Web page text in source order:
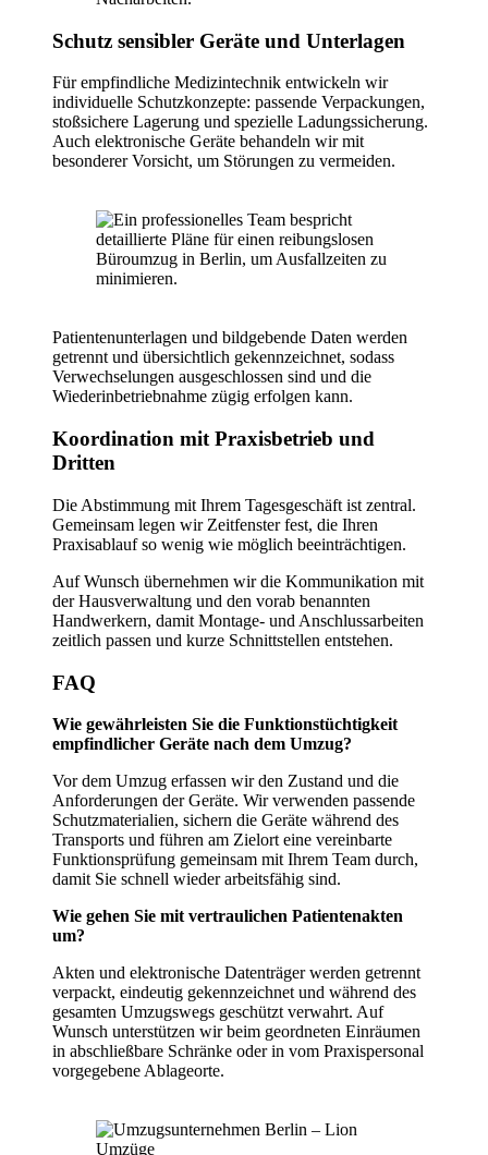
Schutz sensibler Geräte und Unterlagen
Für empfindliche Medizintechnik entwickeln wir
individuelle Schutzkonzepte: passende Verpackungen,
stoßsichere Lagerung und spezielle Ladungssicherung.
Auch elektronische Geräte behandeln wir mit
besonderer Vorsicht, um Störungen zu vermeiden.
Patientenunterlagen und bildgebende Daten werden
getrennt und übersichtlich gekennzeichnet, sodass
Verwechselungen ausgeschlossen sind und die
Wiederinbetriebnahme zügig erfolgen kann.
Koordination mit Praxisbetrieb und
Dritten
Die Abstimmung mit Ihrem Tagesgeschäft ist zentral.
Gemeinsam legen wir Zeitfenster fest, die Ihren
Praxisablauf so wenig wie möglich beeinträchtigen.
Auf Wunsch übernehmen wir die Kommunikation mit
der Hausverwaltung und den vorab benannten
Handwerkern, damit Montage- und Anschlussarbeiten
zeitlich passen und kurze Schnittstellen entstehen.
FAQ
Wie gewährleisten Sie die Funktionstüchtigkeit
empfindlicher Geräte nach dem Umzug?
Vor dem Umzug erfassen wir den Zustand und die
Anforderungen der Geräte. Wir verwenden passende
Schutzmaterialien, sichern die Geräte während des
Transports und führen am Zielort eine vereinbarte
Funktionsprüfung gemeinsam mit Ihrem Team durch,
damit Sie schnell wieder arbeitsfähig sind.
Wie gehen Sie mit vertraulichen Patientenakten
um?
Akten und elektronische Datenträger werden getrennt
verpackt, eindeutig gekennzeichnet und während des
gesamten Umzugswegs geschützt verwahrt. Auf
Wunsch unterstützen wir beim geordneten Einräumen
in abschließbare Schränke oder in vom Praxispersonal
vorgegebene Ablageorte.